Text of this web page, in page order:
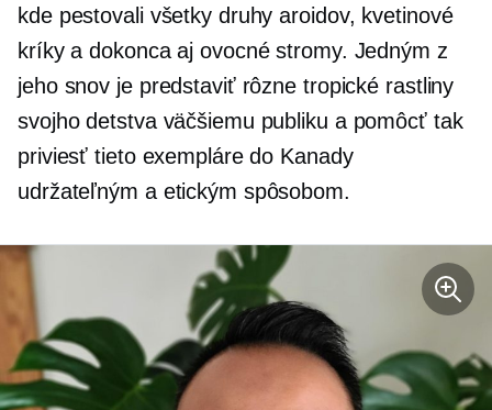
kde pestovali všetky druhy aroidov, kvetinové
kríky a dokonca aj ovocné stromy. Jedným z
jeho snov je predstaviť rôzne tropické rastliny
svojho detstva väčšiemu publiku a pomôcť tak
priviesť tieto exempláre do Kanady
udržateľným a etickým spôsobom.